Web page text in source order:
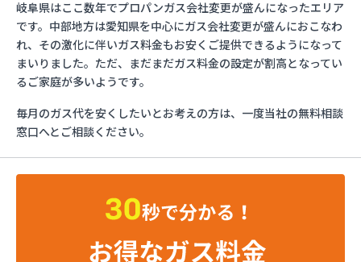
ガステックサービス株式会社 瑞浪営業所
ガステックサービス株式会社 大垣支店
カニエJAPAN株式会社 大垣出張所
カネ友燃料有限会社
ハマセン株式会社本社
ひつじや商店
フジイ商店
マスヤプロパン店
ミツウロコ 岐阜営業所
ミライフ西日本株式会社 岐阜店
岐阜県はここ数年でプロパンガス会社変更が盛んになったエリア
です。中部地方は愛知県を中心にガス会社変更が盛んにおこなわ
れ、その激化に伴いガス料金もお安くご提供できるようになって
まいりました。ただ、まだまだガス料金の設定が割高となってい
るご家庭が多いようです。
毎月のガス代を安くしたいとお考えの方は、一度当社の無料相談
窓口へとご相談ください。